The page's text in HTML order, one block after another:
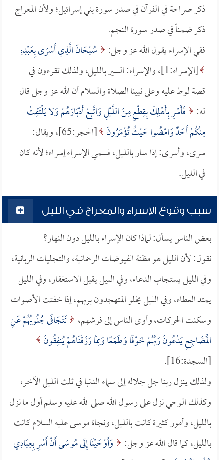
ذكر صراحة في القرآن في صدر سورة بني إسرائيل؛ ولأن المعراج
ذكر ضمناً في صدر سورة النجم.
ففي الإسراء يقول الله عز وجل:
سُبْحَانَ الَّذِي أَسْرَى بِعَبْدِهِ
[الإسراء:1]، والإسراء: السير بالليل، ولذلك تقرءون في
قصة لوط عليه وعلى نبينا الصلاة والسلام أن الله عز وجل قال
له:
فَأَسْرِ بِأَهْلِكَ بِقِطْعٍ مِنَ اللَّيْلِ وَاتَّبِعْ أَدْبَارَهُمْ وَلا يَلْتَفِتْ
مِنْكُمْ أَحَدٌ وَامْضُوا حَيْثُ تُؤْمَرُونَ
[الحجر:65]، ويقال:
سرى، وأسرى: إذا سار بالليل، فسمي الإسراء إسراء؛ لأنه كان
في الليل.
سبب وقوع الإسراء والمعراج في الليل
بعض الناس يسأل: لماذا كان الإسراء بالليل دون النهار؟
نقول: لأن الليل هو مظنة الفيوضات الرحمانية، والتجليات الربانية،
وفي الليل يستجاب الدعاء، وفي الليل يقبل الاستغفار، وفي الليل
يمتد العطاء، وفي الليل يخلو المتهجدون بربهم، إذا خفتت الأصوات
وسكنت الحركات، وأوى الناس إلى فرشهم، تَتَجَافَى جُنُوبُهُمْ عَنِ
الْمَضَاجِعِ يَدْعُونَ رَبَّهُمْ خَوْفًا وَطَمَعًا وَمِمَّا رَزَقْنَاهُمْ يُنفِقُونَ
[السجدة:16].
ولذلك ينزل ربنا جل جلاله إلى سماء الدنيا في ثلث الليل الآخر،
وكذلك الوحي نزل على رسول الله صلى الله عليه وسلم أول ما نزل
بالليل، وأمور كثيرة كانت بالليل، ونجاة موسى عليه السلام كانت
بالليل، كما قال الله عز وجل:
وَأَوْحَيْنَا إِلَى مُوسَى أَنْ أَسْرِ بِعِبَادِي